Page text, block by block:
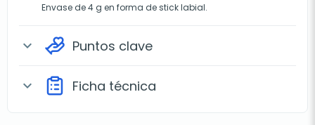
Envase de 4 g en forma de stick labial.
expand_more Puntos clave
expand_more Ficha técnica